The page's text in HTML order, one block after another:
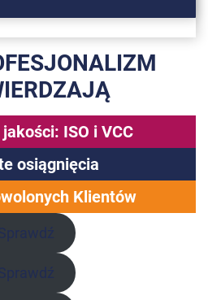
ISO i VCC
osiągnięcia
Klientów